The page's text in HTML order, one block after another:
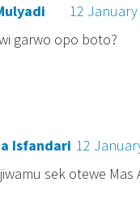
12 January
garwo opo boto?
Isfandari 12
sek otewe Mas